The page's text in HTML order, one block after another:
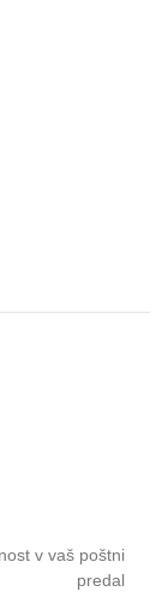
v vaš poštni
predal